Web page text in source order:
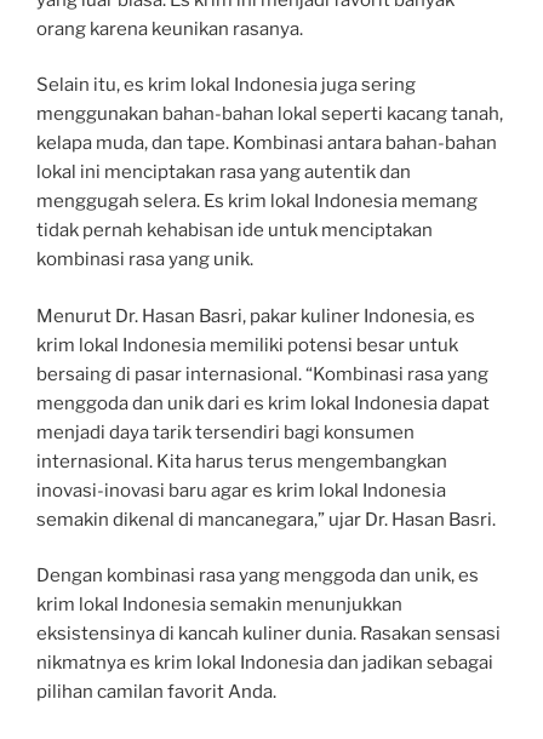
orang karena keunikan rasanya.
Selain itu, es krim lokal Indonesia juga sering
menggunakan bahan-bahan lokal seperti kacang tanah,
kelapa muda, dan tape. Kombinasi antara bahan-bahan
lokal ini menciptakan rasa yang autentik dan
menggugah selera. Es krim lokal Indonesia memang
tidak pernah kehabisan ide untuk menciptakan
kombinasi rasa yang unik.
Menurut Dr. Hasan Basri, pakar kuliner Indonesia, es
krim lokal Indonesia memiliki potensi besar untuk
bersaing di pasar internasional. “Kombinasi rasa yang
menggoda dan unik dari es krim lokal Indonesia dapat
menjadi daya tarik tersendiri bagi konsumen
internasional. Kita harus terus mengembangkan
inovasi-inovasi baru agar es krim lokal Indonesia
semakin dikenal di mancanegara,” ujar Dr. Hasan Basri.
Dengan kombinasi rasa yang menggoda dan unik, es
krim lokal Indonesia semakin menunjukkan
eksistensinya di kancah kuliner dunia. Rasakan sensasi
nikmatnya es krim lokal Indonesia dan jadikan sebagai
pilihan camilan favorit Anda.